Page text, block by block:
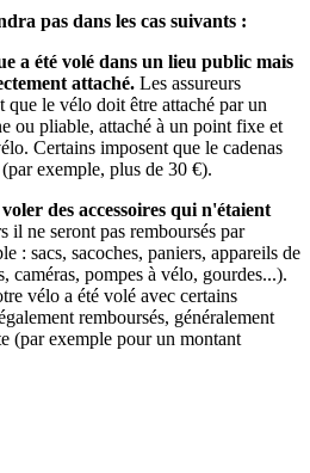
pas dans les cas suivants :
a été volé dans un lieu public mais
attaché. Les assureurs
que le vélo doit être attaché par un
ou pliable, attaché à un point fixe et
Certains imposent que le cadenas
exemple, plus de 30 €).
des accessoires qui n'étaient
il ne seront pas remboursés par
: sacs, sacoches, paniers, appareils de
caméras, pompes à vélo, gourdes...).
vélo a été volé avec certains
remboursés, généralement
(par exemple pour un montant